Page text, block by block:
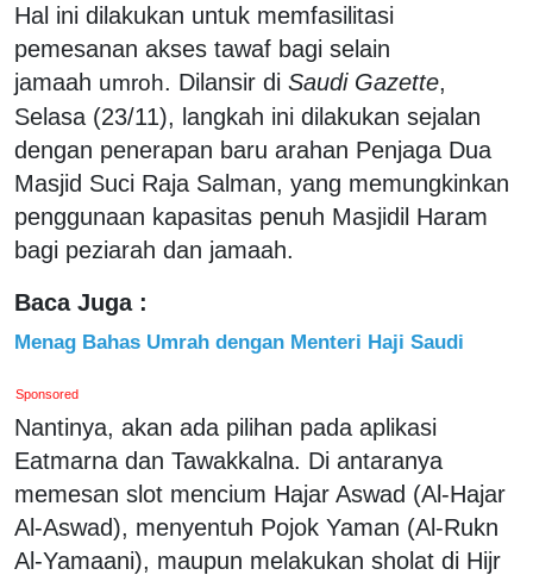
Hal ini dilakukan untuk memfasilitasi
pemesanan akses tawaf bagi selain
jamaah umroh. Dilansir di Saudi Gazette,
Selasa (23/11), langkah ini dilakukan sejalan
dengan penerapan baru arahan Penjaga Dua
Masjid Suci Raja Salman, yang memungkinkan
penggunaan kapasitas penuh Masjidil Haram
bagi peziarah dan jamaah.
Baca Juga :
Menag Bahas Umrah dengan Menteri Haji Saudi
Sponsored
Nantinya, akan ada pilihan pada aplikasi
Eatmarna dan Tawakkalna. Di antaranya
memesan slot mencium Hajar Aswad (Al-Hajar
Al-Aswad), menyentuh Pojok Yaman (Al-Rukn
Al-Yamaani), maupun melakukan sholat di Hijr